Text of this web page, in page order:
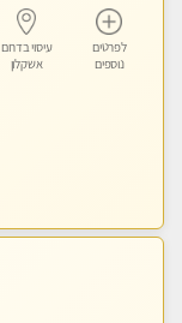
לפרטים
נוספים
עיסוי בדרום
אשקלון